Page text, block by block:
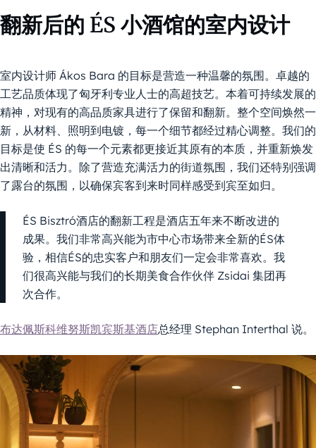
翻新后的 ÉS 小酒馆的室内设计
室内设计师 Ákos Bara 的目标是营造一种温馨的氛围。卓越的
工艺品质体现了匈牙利专业人士的高超技艺。本着可持续发展的
精神，对现有的高品质家具进行了保留和翻新。整个空间焕然一
新，从材料、照明到电镀，每一个细节都经过精心调整。我们的
目标是使 ÉS 的每一个元素都更接近其原有的本质，并重新焕发
出清晰和活力。除了营造充满活力的街道氛围，我们还特别强调
了露台的氛围，以确保宾客到来时同样感受到宾至如归。
ÉS Bisztró酒店的翻新工程是酒店五年来不断改进的
成果。我们非常高兴能为市中心市场带来全新的ÉS体
验，相信ÉS的忠实客户和朋友们一定会非常喜欢。我
们很高兴能与我们的长期美食合作伙伴 Zsidai 集团再
次合作。
布达佩斯科维努斯凯宾斯基酒店总经理 Stephan Interthal 说。